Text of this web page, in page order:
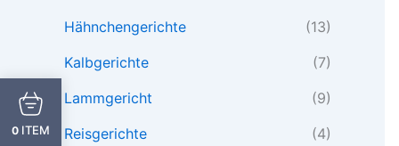
Hähnchengerichte
(13)
Kalbgerichte
(7)
Lammgericht
(9)
Reisgerichte
(4)
0 ITEM